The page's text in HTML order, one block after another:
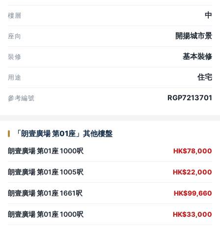
樓層 中
座向 開揚城市景
裝修 基本裝修
用途 住宅
參考編號 RGP7213701
「朗壹廣場 第01座」其他樓盤
朗壹廣場 第01座 1000呎 HK$78,000
朗壹廣場 第01座 1005呎 HK$22,000
朗壹廣場 第01座 1661呎 HK$99,660
朗壹廣場 第01座 1000呎 HK$33,000